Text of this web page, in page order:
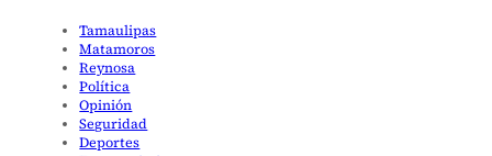
Tamaulipas
Matamoros
Reynosa
Política
Opinión
Seguridad
Deportes